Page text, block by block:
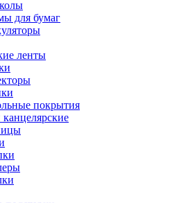
для бумаг
ленты
покрытия